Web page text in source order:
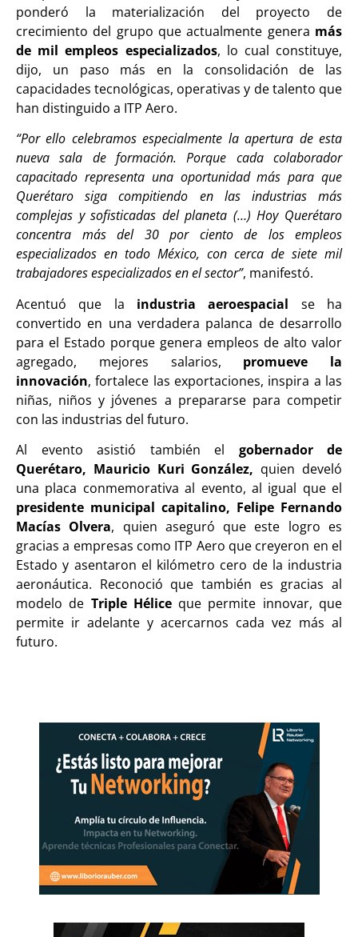
ponderó la materialización del proyecto de
crecimiento del grupo que actualmente genera más
de mil empleos especializados, lo cual constituye,
dijo, un paso más en la consolidación de las
capacidades tecnológicas, operativas y de talento que
han distinguido a ITP Aero.
“Por ello celebramos especialmente la apertura de esta
nueva sala de formación. Porque cada colaborador
capacitado representa una oportunidad más para que
Querétaro siga compitiendo en las industrias más
complejas y sofisticadas del planeta (…) Hoy Querétaro
concentra más del 30 por ciento de los empleos
especializados en todo México, con cerca de siete mil
trabajadores especializados en el sector”, manifestó.
Acentuó que la industria aeroespacial se ha
convertido en una verdadera palanca de desarrollo
para el Estado porque genera empleos de alto valor
agregado, mejores salarios, promueve la
innovación, fortalece las exportaciones, inspira a las
niñas, niños y jóvenes a prepararse para competir
con las industrias del futuro.
Al evento asistió también el gobernador de
Querétaro, Mauricio Kuri González, quien develó
una placa conmemorativa al evento, al igual que el
presidente municipal capitalino, Felipe Fernando
Macías Olvera, quien aseguró que este logro es
gracias a empresas como ITP Aero que creyeron en el
Estado y asentaron el kilómetro cero de la industria
aeronáutica. Reconoció que también es gracias al
modelo de Triple Hélice que permite innovar, que
permite ir adelante y acercarnos cada vez más al
futuro.